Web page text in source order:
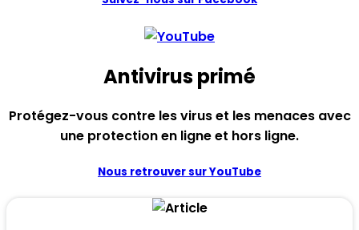
Antivirus primé
Protégez-vous contre les virus et les menaces avec
une protection en ligne et hors ligne.
Nous retrouver sur YouTube